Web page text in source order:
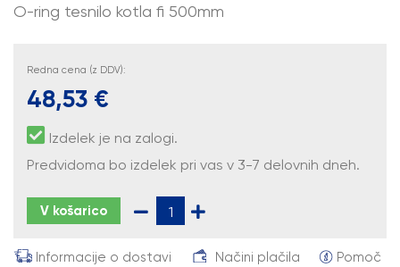
O-ring tesnilo kotla fi 500mm
Redna cena (z DDV):
48,53 €
Izdelek je na zalogi.
Predvidoma bo izdelek pri vas v 3-7 delovnih dneh.
V košarico
Informacije o dostavi Načini plačila Pomoč